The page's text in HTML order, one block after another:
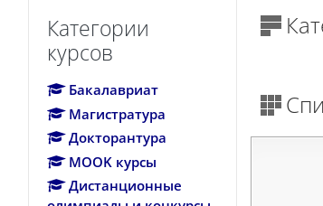
Категории
курсов
Бакалавриат
Магистратура
Докторантура
MOOK курсы
Дистанционные